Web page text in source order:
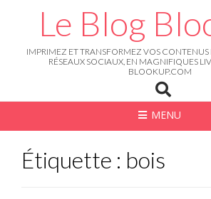
Le Blog
IMPRIMEZ ET TRANSFORMEZ VOS
RÉSEAUX SOCIAUX, EN MAGNIFIQUES
BLOOKUP.COM
MENU
Étiquette : bois